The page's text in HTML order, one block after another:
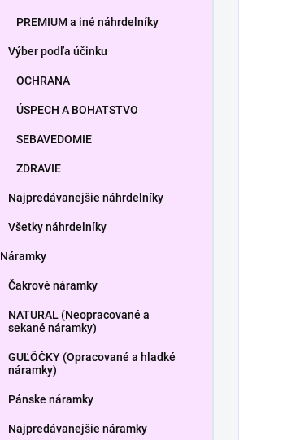
PREMIUM a iné náhrdelníky
Výber podľa účinku
OCHRANA
ÚSPECH A BOHATSTVO
SEBAVEDOMIE
ZDRAVIE
Najpredávanejšie náhrdelníky
Všetky náhrdelníky
Náramky
Čakrové náramky
NATURAL (Neopracované a
sekané náramky)
GUĽÔČKY (Opracované a hladké
náramky)
Pánske náramky
Najpredávanejšie náramky